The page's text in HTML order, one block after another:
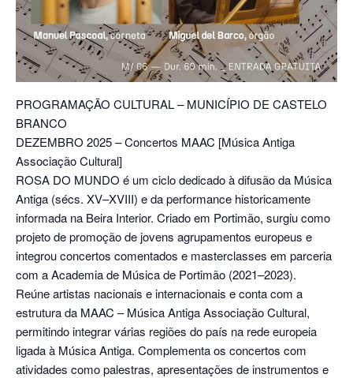
PROGRAMAÇÃO CULTURAL – MUNICÍPIO DE CASTELO
BRANCO
DEZEMBRO 2025 – Concertos MAAC [Música Antiga
Associação Cultural]
ROSA DO MUNDO é um ciclo dedicado à difusão da Música
Antiga (sécs. XV–XVIII) e da performance historicamente
informada na Beira Interior. Criado em Portimão, surgiu como
projeto de promoção de jovens agrupamentos europeus e
integrou concertos comentados e masterclasses em parceria
com a Academia de Música de Portimão (2021–2023).
Reúne artistas nacionais e internacionais e conta com a
estrutura da MAAC – Música Antiga Associação Cultural,
permitindo integrar várias regiões do país na rede europeia
ligada à Música Antiga. Complementa os concertos com
atividades como palestras, apresentações de instrumentos e